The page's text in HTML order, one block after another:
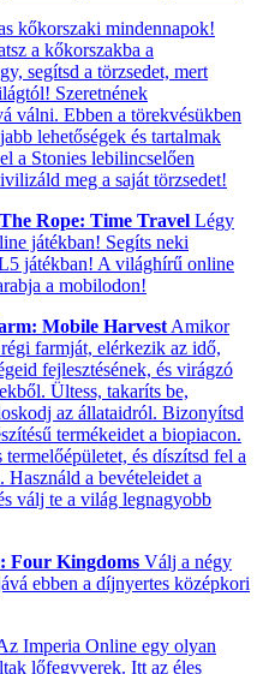
kőkorszaki mindennapok!
a kőkorszakba a
segítsd a törzsedet, mert
Szeretnének
válni. Ebben a törekvésükben
lehetőségek és tartalmak
a Stonies lebilincselően
meg a saját törzsedet!
Rope: Time Travel Légy
játékban! Segíts neki
játékban! A világhírű online
a mobilodon!
Mobile Harvest Amikor
farmját, elérkezik az idő,
fejlesztésének, és virágzó
Ültess, takaríts be,
az állataidról. Bizonyítsd
termékeidet a biopiacon.
és díszítsd fel a
a bevételeidet a
válj te a világ legnagyobb
Four Kingdoms Válj a négy
ebben a díjnyertes középkori
Imperia Online egy olyan
lőfegyverek. Itt az éles